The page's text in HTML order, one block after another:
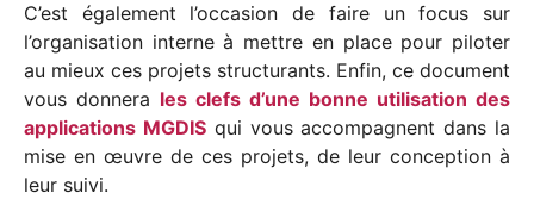
C’est également l’occasion de faire un focus sur
l’organisation interne à mettre en place pour piloter
au mieux ces projets structurants. Enfin, ce document
vous donnera les clefs d’une bonne utilisation des
applications MGDISqui vous accompagnent dans la
mise en œuvre de ces projets, de leur conception à
leur suivi.